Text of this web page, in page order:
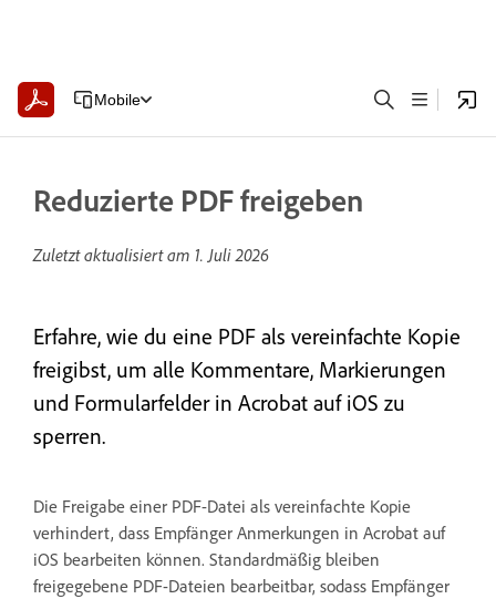
Mobile
Reduzierte PDF freigeben
Zuletzt aktualisiert am 1. Juli 2026
Erfahre, wie du eine PDF als vereinfachte Kopie
freigibst, um alle Kommentare, Markierungen
und Formularfelder in Acrobat auf iOS zu
sperren.
Die Freigabe einer PDF-Datei als vereinfachte Kopie
verhindert, dass Empfänger Anmerkungen in Acrobat auf
iOS bearbeiten können. Standardmäßig bleiben
freigegebene PDF-Dateien bearbeitbar, sodass Empfänger